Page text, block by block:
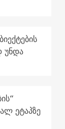
უნდა
ეტაპზე